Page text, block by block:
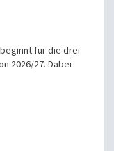
für die drei
2026/27. Dabei